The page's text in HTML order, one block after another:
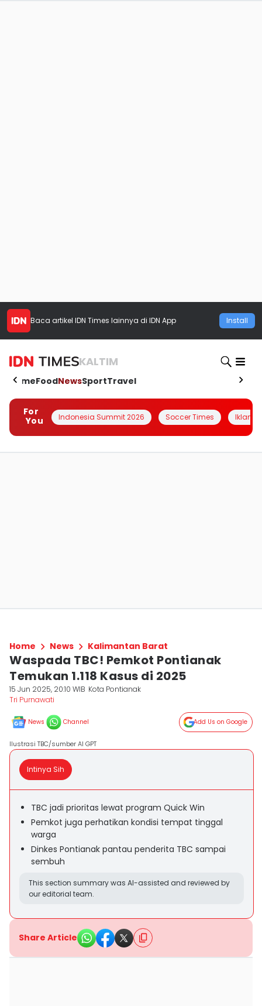
Baca artikel IDN Times lainnya di IDN App Install
KALTIM
HomeFoodNewsSportTravel
For
You
Indonesia Summit 2026 Soccer Times Iklanin
Home News Kalimantan Barat
Waspada TBC! Pemkot Pontianak
Temukan 1.118 Kasus di 2025
15 Jun 2025, 20:10 WIB Kota Pontianak
Tri Purnawati
News Channel Add Us on Google
Ilustrasi TBC/sumber AI GPT
Intinya Sih
TBC jadi prioritas lewat program Quick Win
Pemkot juga perhatikan kondisi tempat tinggal
warga
Dinkes Pontianak pantau penderita TBC sampai
sembuh
This section summary was AI-assisted and reviewed by
our editorial team.
Share Article